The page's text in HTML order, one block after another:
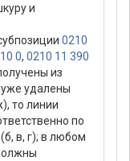
и
0210
0, 0210 11 390
из
уже удалены
то линии
по
в, г); в любом